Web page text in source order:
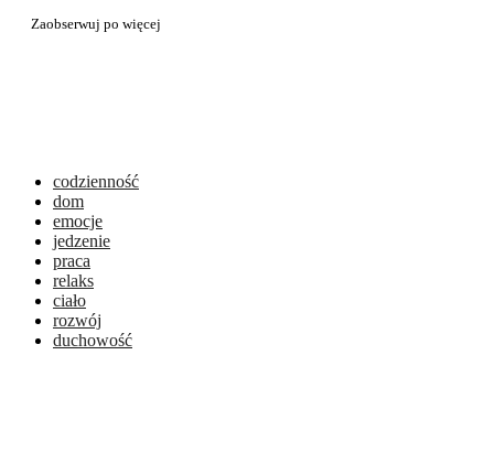
Zaobserwuj po więcej
codzienność
dom
emocje
jedzenie
praca
relaks
ciało
rozwój
duchowość